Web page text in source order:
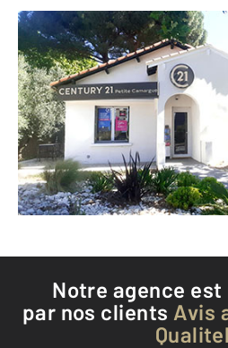
CENTURY 21
539 avenue
VAUVERT -
Envoyer
Téléphoner
Notre agence
par nos clients Avis